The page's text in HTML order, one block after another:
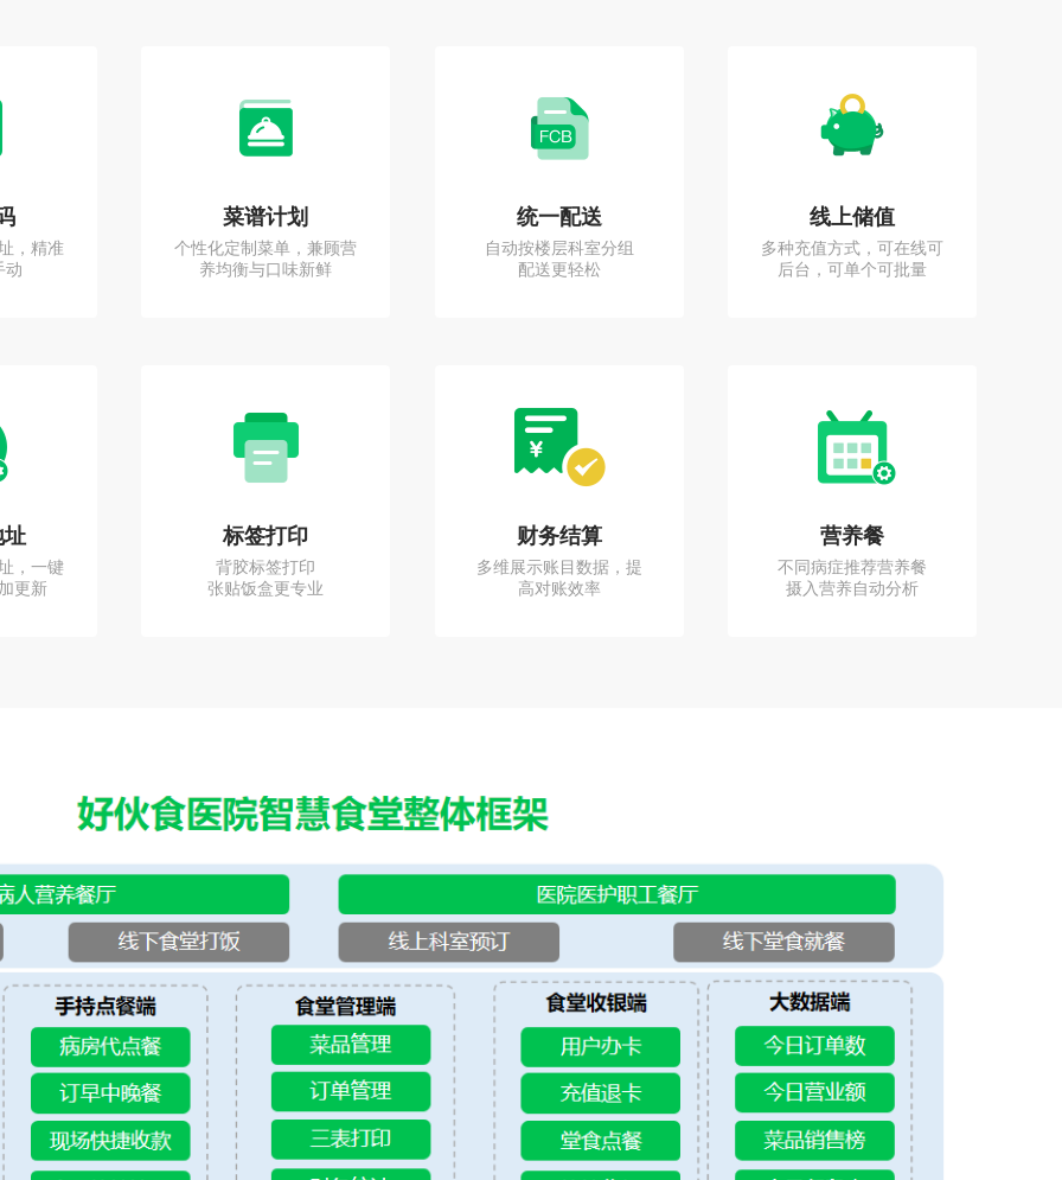
，精准
动
菜谱计划
个性化定制菜单，兼顾营
养均衡与口味新鲜
统一配送
自动按楼层科室分组
配送更轻松
线上储值
多种充值方式，可在线可
后台，可单个可批量
址
，一键
更新
标签打印
背胶标签打印
张贴饭盒更专业
财务结算
多维展示账目数据，提
高对账效率
营养餐
不同病症推荐营养餐
摄入营养自动分析